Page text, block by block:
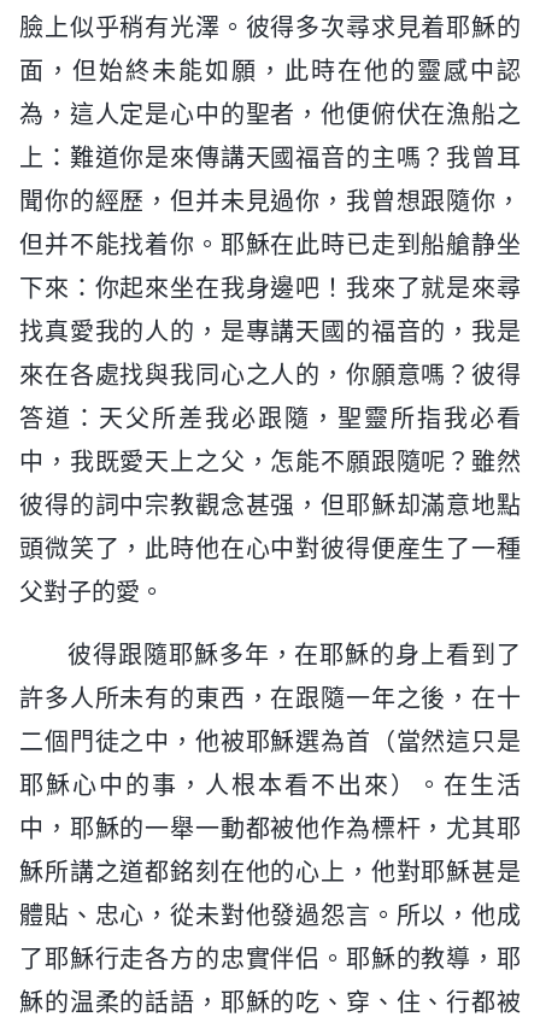
臉上似乎稍有光澤。彼得多次尋求見着耶穌的
面，但始終未能如願，此時在他的靈感中認
為，這人定是心中的聖者，他便俯伏在漁船之
上：難道你是來傳講天國福音的主嗎？我曾耳
聞你的經歷，但并未見過你，我曾想跟隨你，
但并不能找着你。耶穌在此時已走到船艙静坐
下來：你起來坐在我身邊吧！我來了就是來尋
找真愛我的人的，是專講天國的福音的，我是
來在各處找與我同心之人的，你願意嗎？彼得
答道：天父所差我必跟隨，聖靈所指我必看
中，我既愛天上之父，怎能不願跟隨呢？雖然
彼得的詞中宗教觀念甚强，但耶穌却滿意地點
頭微笑了，此時他在心中對彼得便産生了一種
父對子的愛。
彼得跟隨耶穌多年，在耶穌的身上看到了
許多人所未有的東西，在跟隨一年之後，在十
二個門徒之中，他被耶穌選為首（當然這只是
耶穌心中的事，人根本看不出來）。在生活
中，耶穌的一舉一動都被他作為標杆，尤其耶
穌所講之道都銘刻在他的心上，他對耶穌甚是
體貼、忠心，從未對他發過怨言。所以，他成
了耶穌行走各方的忠實伴侣。耶穌的教導，耶
穌的温柔的話語，耶穌的吃、穿、住、行都被